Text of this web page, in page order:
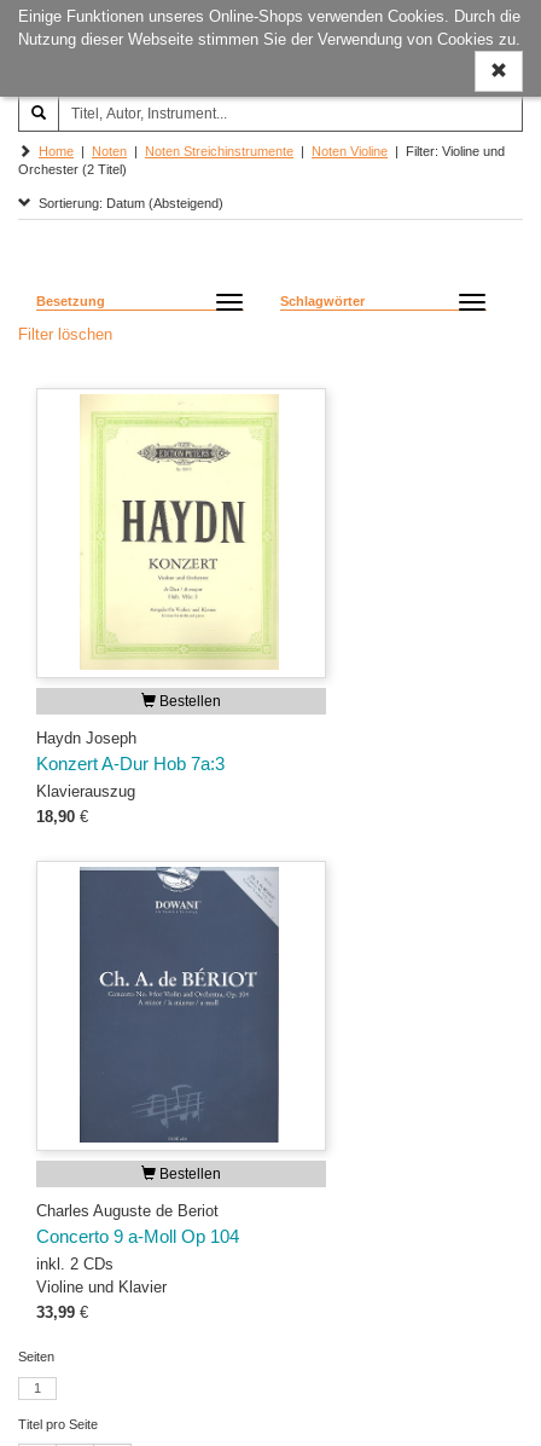
Einige Funktionen unseres Online-Shops verwenden Cookies. Durch die
Nutzung dieser Webseite stimmen Sie der Verwendung von Cookies zu.
ein-/
Joachim‐Trekel‐Musikverlag,
Hamburg
Home | Noten | Noten Streichinstrumente | Noten Violine | Filter: Violine und
Orchester (2 Titel)
Sortierung: Datum (Absteigend)
Besetzung Schlagwörter
Filter löschen
Bestellen
Haydn Joseph
Konzert A-Dur Hob 7a:3
Klavierauszug
18,90 €
Bestellen
Charles Auguste de Beriot
Concerto 9 a-Moll Op 104
inkl. 2 CDs
Violine und Klavier
33,99 €
Seiten
1
Titel pro Seite